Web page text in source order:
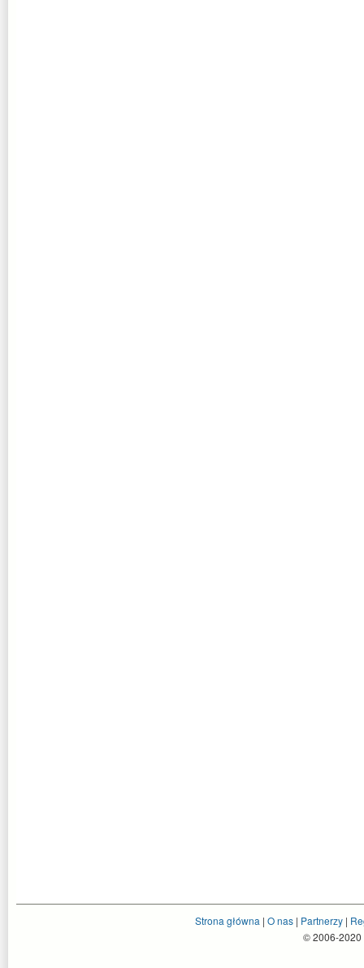
Strona główna | O nas| Partnerzy|
© 2006-2020